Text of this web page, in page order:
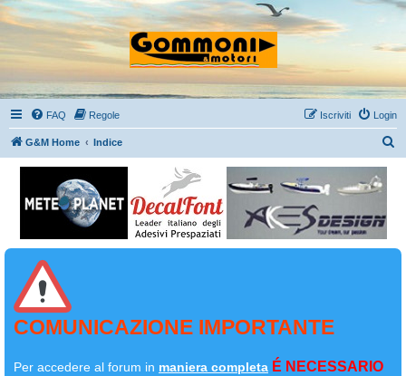
FAQ Regole Login
Iscriviti
G&M Home Indice
COMUNICAZIONE IMPORTANTE
Per accedere al forum in maniera completa É NECESSARIO